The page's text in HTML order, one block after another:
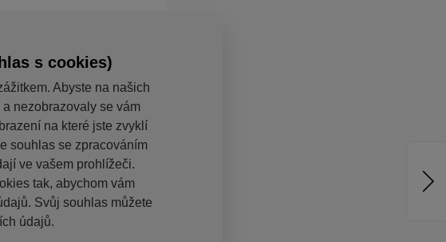
s cookies)
Abyste na našich
nezobrazovaly se vám
na které jste zvyklí
souhlas se zpracováním
ve vašem prohlížeči.
tak, abychom vám
Svůj souhlas můžete
údajů.